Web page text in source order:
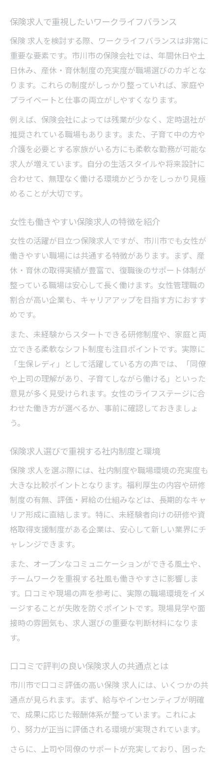
保険求人で重視したいワークライフバランス
保険 求人を検討する際、ワークライフバランスは非常に
重要な要素です。市川市の保険会社では、年間休日や土
日休み、産休・育休制度の充実度が職場選びのカギとな
ります。これらの制度がしっかり整っていれば、家庭や
プライベートと仕事の両立がしやすくなります。
例えば、保険会社によっては残業が少なく、定時退社が
推奨されている職場もあります。また、子育て中の方や
介護を必要とする家族がいる方にも柔軟な勤務が可能な
求人が増えています。自分の生活スタイルや将来設計に
合わせて、無理なく働ける環境かどうかをしっかり見極
めることが大切です。
女性も働きやすい保険求人の特徴を紹介
女性の活躍が目立つ保険求人ですが、市川市でも女性が
働きやすい職場には共通する特徴があります。まず、産
休・育休の取得実績が豊富で、復職後のサポート体制が
整っている職場は安心して長く働けます。女性管理職の
割合が高い企業も、キャリアアップを目指す方におすす
めです。
また、未経験からスタートできる研修制度や、家庭と両
立できる柔軟なシフト制度も注目ポイントです。実際に
「生保レディ」として活躍している方の声では、「同僚
や上司の理解があり、子育てしながら働ける」といった
意見が多く見受けられます。女性のライフステージに合
わせた働き方が選べるか、事前に確認しておきましょ
う。
保険求人選びで重視する社内制度と環境
保険 求人を選ぶ際には、社内制度や職場環境の充実度も
大きな比較ポイントとなります。福利厚生の内容や研修
制度の有無、評価・昇給の仕組みなどは、長期的なキャ
リア形成に直結します。特に、未経験者向けの研修や資
格取得支援制度がある企業は、安心して新しい業界にチ
ャレンジできます。
また、オープンなコミュニケーションができる風土や、
チームワークを重視する社風も働きやすさに影響しま
す。口コミや現場の声を参考に、実際の職場環境をイメ
ージすることが失敗を防ぐポイントです。現場見学や面
接時の雰囲気も、求人選びの重要な判断材料になりま
す。
口コミで評判の良い保険求人の共通点とは
市川市で口コミ評価の高い保険 求人には、いくつかの共
通点が見られます。まず、給与やインセンティブが明確
で、成果に応じた報酬体系が整っています。これによ
り、努力が正当に評価される環境が実現されています。
さらに、上司や同僚のサポートが充実しており、困った